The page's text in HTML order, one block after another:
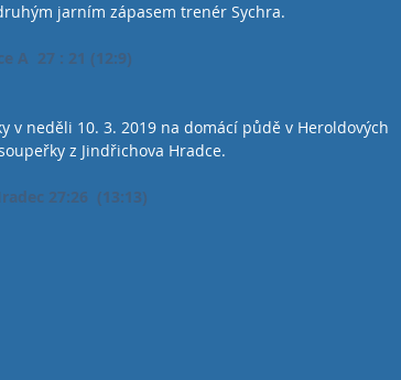
jarním zápasem trenér Sychra.
A  27 : 21 (12:9)
v neděli 10. 3. 2019 na domácí půdě v Heroldových
z Jindřichova Hradce.
27:26  (13:13)